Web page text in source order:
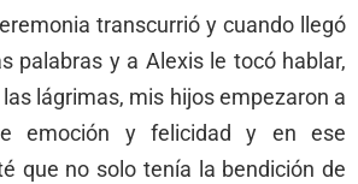
transcurrió y cuando llegó
palabras y a Alexis le tocó hablar,
lágrimas, mis hijos empezaron a
emoción y felicidad y en ese
que no solo tenía la bendición de